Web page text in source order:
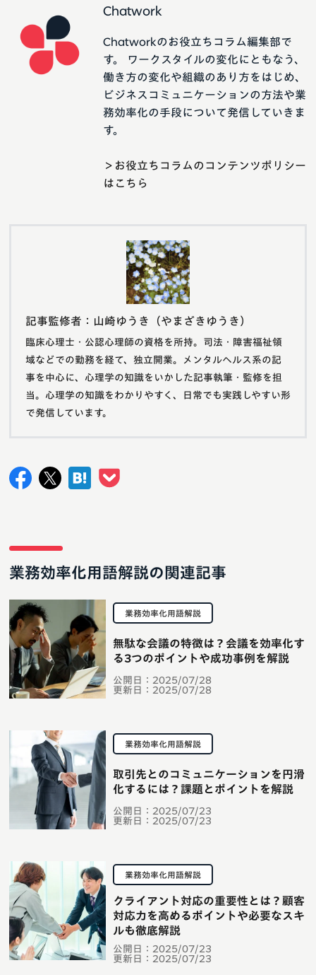
Chatwork
Chatworkのお役立ちコラム編集部で
す。 ワークスタイルの変化にともなう、
働き方の変化や組織のあり方をはじめ、
ビジネスコミュニケーションの方法や業
務効率化の手段について発信していきま
す。
＞お役立ちコラムのコンテンツポリシー
はこちら
記事監修者：山崎ゆうき（やまざきゆうき）
臨床心理士・公認心理師の資格を所持。司法・障害福祉領
域などでの勤務を経て、独立開業。メンタルヘルス系の記
事を中心に、心理学の知識をいかした記事執筆・監修を担
当。心理学の知識をわかりやすく、日常でも実践しやすい形
で発信しています。
業務効率化用語解説の関連記事
業務効率化用語解説
公開日： 2025/07/28
更新日： 2025/07/28
無駄な会議の特徴は？会議を効率化す
る3つのポイントや成功事例を解説
業務効率化用語解説
公開日： 2025/07/23
更新日： 2025/07/23
取引先とのコミュニケーションを円滑
化するには？課題とポイントを解説
業務効率化用語解説
公開日： 2025/07/23
更新日： 2025/07/23
クライアント対応の重要性とは？顧客
対応力を高めるポイントや必要なスキ
ルも徹底解説